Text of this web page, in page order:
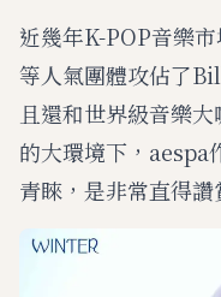
近幾年K-POP音樂
等人氣團體攻佔了
且還和世界級音樂
的大環境下，aespa
青睞，是非常直得讚